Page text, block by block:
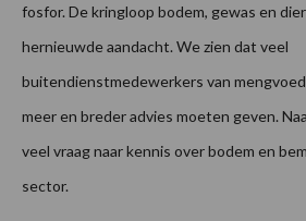
fosfor. De kringloop bodem, gewas en
hernieuwde aandacht. We zien dat veel
buitendienstmedewerkers van
meer en breder advies moeten geven.
veel vraag naar kennis over bodem en
sector.